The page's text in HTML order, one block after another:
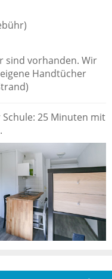
sind vorhanden. Wir
Handtücher
25 Minuten mit